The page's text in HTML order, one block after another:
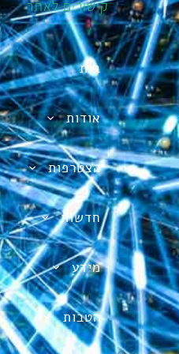
קישורים לאתר
בית
אודות
הצטרפות
חדשות
מידע
הטבות